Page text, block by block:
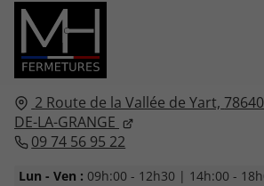
2 Route de la Vallée de Yart, 78640
DE-LA-GRANGE
09 74 56 95 22
Lun - Ven : 09h:00 - 12h30 | 14h:00 -